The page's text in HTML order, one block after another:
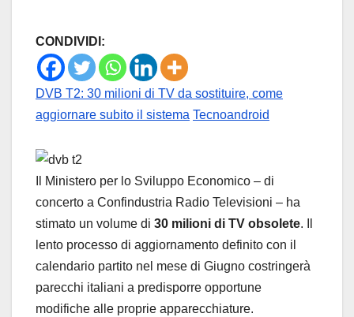
CONDIVIDI:
DVB T2: 30 milioni di TV da sostituire, come
aggiornare subito il sistema Tecnoandroid
Il Ministero per lo Sviluppo Economico – di
concerto a Confindustria Radio Televisioni – ha
stimato un volume di 30 milioni di TV obsolete. Il
lento processo di aggiornamento definito con il
calendario partito nel mese di Giugno costringerà
parecchi italiani a predisporre opportune
modifiche alle proprie apparecchiature.